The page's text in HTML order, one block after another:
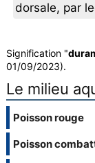
dorsale, par
Signification "
01/09/2023).
Le milieu
Poisson rouge
Poisson